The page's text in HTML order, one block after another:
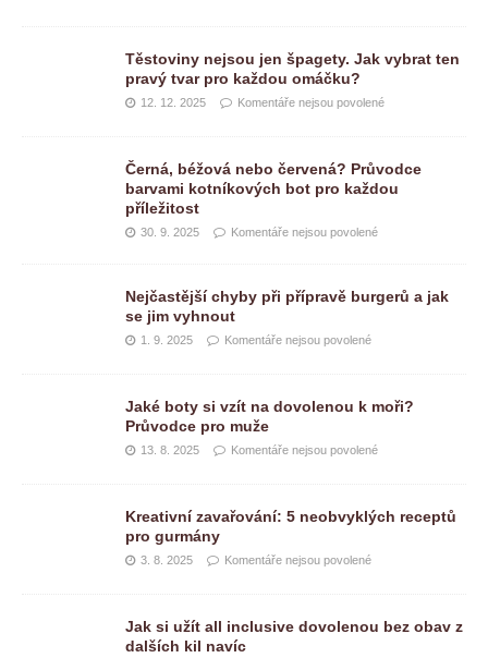
Těstoviny nejsou jen špagety. Jak vybrat ten
pravý tvar pro každou omáčku?
12. 12. 2025 Komentáře nejsou povolené
Černá, béžová nebo červená? Průvodce
barvami kotníkových bot pro každou
příležitost
30. 9. 2025 Komentáře nejsou povolené
Nejčastější chyby při přípravě burgerů a jak
se jim vyhnout
1. 9. 2025 Komentáře nejsou povolené
Jaké boty si vzít na dovolenou k moři?
Průvodce pro muže
13. 8. 2025 Komentáře nejsou povolené
Kreativní zavařování: 5 neobvyklých receptů
pro gurmány
3. 8. 2025 Komentáře nejsou povolené
Jak si užít all inclusive dovolenou bez obav z
dalších kil navíc